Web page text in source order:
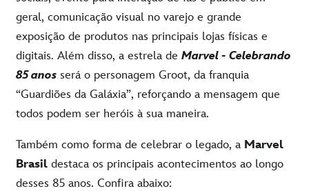
geral, comunicação visual no varejo e grande
exposição de produtos nas principais lojas físicas e
digitais. Além disso, a estrela de Marvel - Celebrando
85 anos será o personagem Groot, da franquia
“Guardiões da Galáxia”, reforçando a mensagem que
todos podem ser heróis à sua maneira.
Também como forma de celebrar o legado, a Marvel
Brasil destaca os principais acontecimentos ao longo
desses 85 anos. Confira abaixo: